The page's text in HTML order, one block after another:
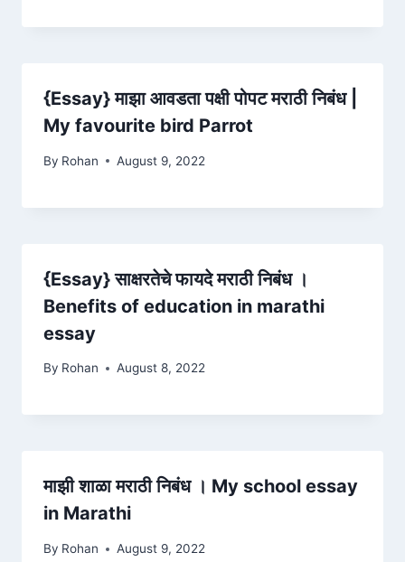
{Essay} माझा आवडता पक्षी पोपट मराठी निबंध |
My favourite bird Parrot
By Rohan August 9, 2022
{Essay} साक्षरतेचे फायदे मराठी निबंध ।
Benefits of education in marathi
essay
By Rohan August 8, 2022
माझी शाळा मराठी निबंध । My school essay
in Marathi
By Rohan August 9, 2022